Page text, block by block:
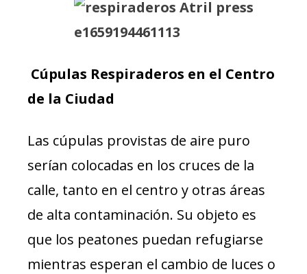
Cúpulas Respiraderos en el Centro
de la Ciudad
Las cúpulas provistas de aire puro
serían colocadas en los cruces de la
calle, tanto en el centro y otras áreas
de alta contaminación. Su objeto es
que los peatones puedan refugiarse
mientras esperan el cambio de luces o